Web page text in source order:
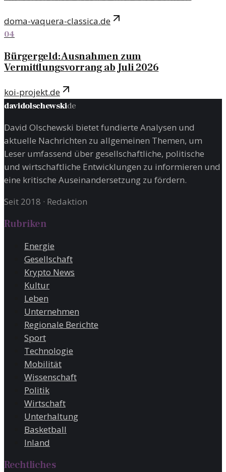
doma-vaquera-classica.de
04
Bürgergeld: Ausnahmen zum
Vermittlungsvorrang ab Juli 2026
koi-projekt.de
davidolschewskide
David Olschewski bietet fundierte Analysen und
aktuelle Nachrichten zu allgemeinen Themen, um
Leser umfassend über gesellschaftliche, politische
und wirtschaftliche Entwicklungen zu informieren und
eine kritische Auseinandersetzung zu fördern.
Seit 2018 · Redaktion
Rubriken
Energie
Gesellschaft
Krypto News
Kultur
Leben
Unternehmen
Regionale Berichte
Sport
Technologie
Mobilität
Wissenschaft
Politik
Wirtschaft
Unterhaltung
Basketball
Inland
Rechtliches